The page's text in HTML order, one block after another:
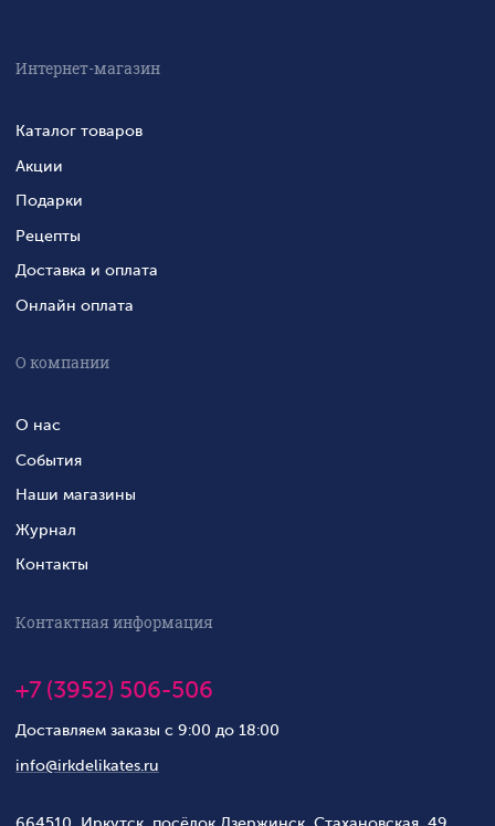
Интернет-магазин
Каталог товаров
Акции
Подарки
Рецепты
Доставка и оплата
Онлайн оплата
О компании
О нас
События
Наши магазины
Журнал
Контакты
Контактная информация
+7 (3952) 506-506
Доставляем заказы с 9:00 до 18:00
info@irkdelikates.ru